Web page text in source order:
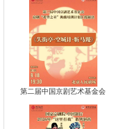
第二届中国京剧艺术基金会